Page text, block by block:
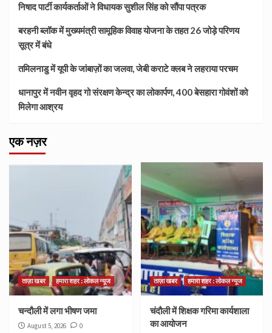
निषाद पार्टी कार्यकर्ताओं ने विधायक सुशील सिंह को सौंपा पत्रक
बरहनी ब्लॉक में मुख्यमंत्री सामूहिक विवाह योजना के तहत 26 जोड़े परिणय
सूत्र में बंधे
तमिलनाडु में यूपी के जांबाज़ों का जलवा, जेबी कराटे क्लब ने लहराया परचम
धानापुर में नवीन वृहद गो संरक्षण केन्द्र का लोकार्पण, 400 बेसहारा गोवंशों को
मिलेगा आश्रय
एक नज़र
ताज़ा खबर हमारा शहर : लोकल न्यूज
चन्दौली में लगा भीषण जमा
August 5, 2026 0
ताज़ा खबर हमारा शहर : लोकल न्यूज
चंदौली में शिक्षक गरिमा कार्यशाला
का आयोजन